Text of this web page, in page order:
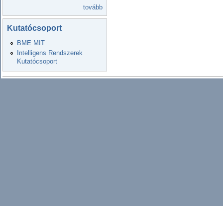
tovább
Kutatócsoport
BME MIT
Intelligens Rendszerek
Kutatócsoport